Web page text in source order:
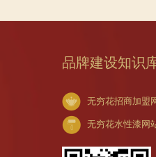
品牌建设知识
无穷花招商加
无穷花水性漆